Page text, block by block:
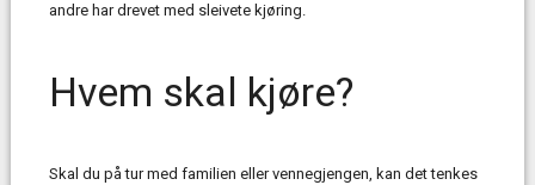
andre har drevet med sleivete kjøring.
Hvem skal kjøre?
Skal du på tur med familien eller vennegjengen, kan det tenkes